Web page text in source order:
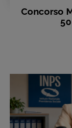
Concorso